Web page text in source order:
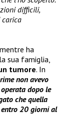
difficili,
carica
ha
sua famiglia,
tumore. In
non avevo
dopo le
che quella
20 giorni al